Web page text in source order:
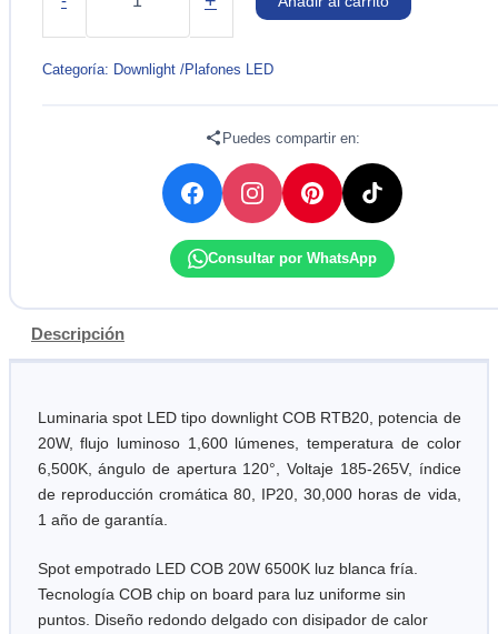
6500K
LED
Categoría: Downlight /Plafones LED
Puedes compartir en:
Consultar por WhatsApp
Descripción
Luminaria spot LED tipo downlight COB RTB20, potencia de
20W, flujo luminoso 1,600 lúmenes, temperatura de color
6,500K, ángulo de apertura 120°, Voltaje 185-265V, índice
de reproducción cromática 80, IP20, 30,000 horas de vida,
1 año de garantía.
Spot empotrado LED COB 20W 6500K luz blanca fría.
Tecnología COB chip on board para luz uniforme sin
puntos. Diseño redondo delgado con disipador de calor